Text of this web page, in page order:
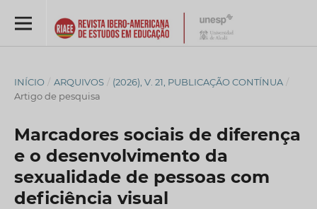
INÍCIO / ARQUIVOS / (2026), V. 21, PUBLICAÇÃO CONTÍNUA /
Artigo de pesquisa
Marcadores sociais de diferença
e o desenvolvimento da
sexualidade de pessoas com
deficiência visual